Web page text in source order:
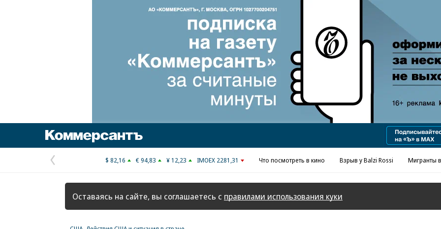
Реклама в «Ъ» www.kommersant.ru/ad
Предыдущая
страница
$ 82,16 € 94,83 ¥ 12,23 IMOEX 2281,31 Что посмотреть в кино Взрыв у Balzi Rossi Мигранты
Оставаясь на сайте, вы соглашаетесь с правилами использования куки